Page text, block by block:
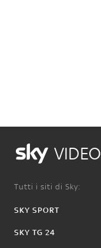
VIDEO
Tutti i siti di Sky:
SKY SPORT
SKY TG 24